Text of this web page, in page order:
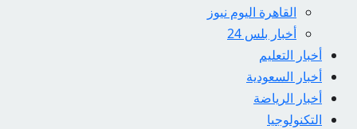
القاهرة اليوم نيوز
أخبار بلس 24
أخبار التعليم
أخبار السعودية
أخبار الرياضة
التكنولوجيا